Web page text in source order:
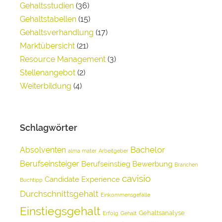
Gehaltsstudien (36)
Gehaltstabellen (15)
Gehaltsverhandlung (17)
Marktübersicht (21)
Resource Management (3)
Stellenangebot (2)
Weiterbildung (4)
Schlagwörter
Absolventen alma mater Arbeitgeber Bachelor
Berufseinsteiger Berufseinstieg Bewerbung Branchen
Buchtipp Candidate Experience cavisio
Durchschnittsgehalt Einkommensgefälle
Einstiegsgehalt Erfolg Gehalt Gehaltsanalyse